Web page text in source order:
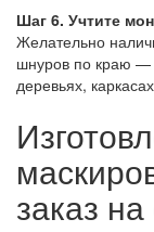
Шаг 6. Учтите
Желательно
шнуров по краю —
деревьях,
заказ